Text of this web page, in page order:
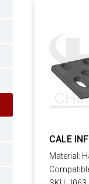
CALE
Material: